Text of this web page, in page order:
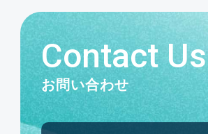
Contact Us
お問い合わせ